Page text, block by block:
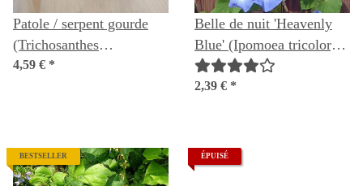
Patole / serpent gourde
(Trichosanthes
cucumerina var. anguina)
4,59 € *
Belle de nuit 'Heavenly
Blue' (Ipomoea tricolor)
graines
2,39 € *
BESTSELLER ÉPUISÉ